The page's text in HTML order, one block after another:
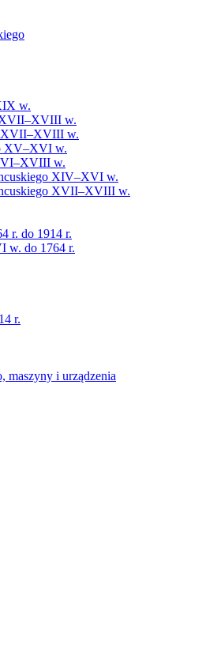
w.
XVII–XVIII w.
XVII–XVIII w.
XV–XVI w.
w.
XIV–XVI w.
XVII–XVIII w.
r. do 1914 r.
w. do 1764 r.
r.
maszyny i urządzenia